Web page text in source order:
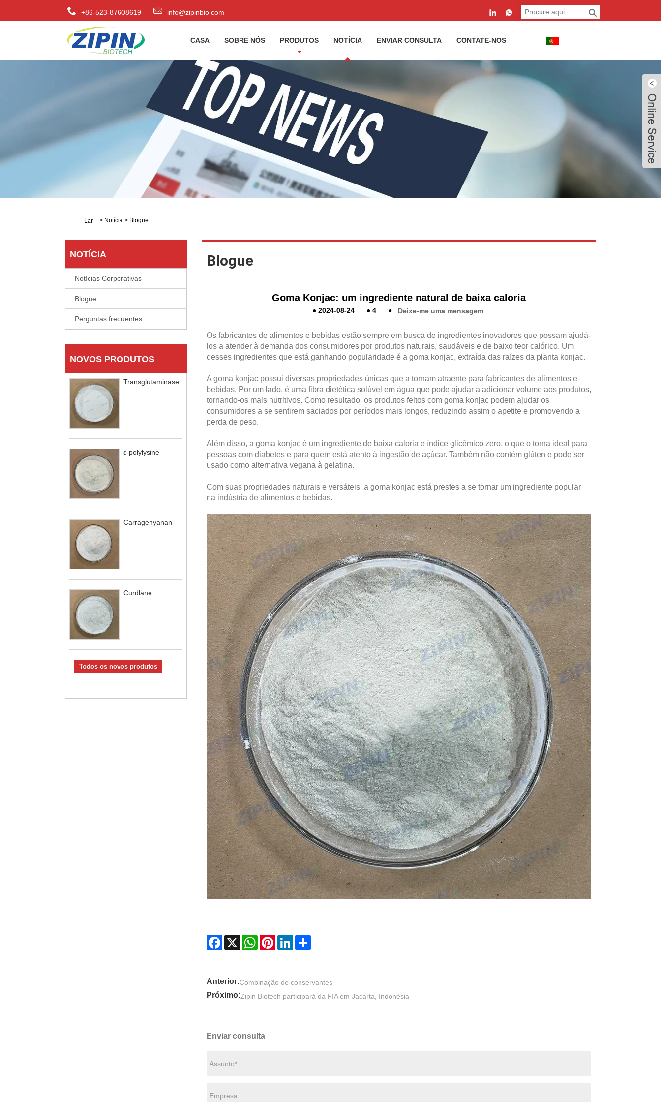
+86-523-87608619 info@zipinbio.com
CASA SOBRE NÓS PRODUTOS NOTÍCIA ENVIAR CONSULTA CONTATE-NOS
Lar > Notícia > Blogue
NOTÍCIA
Notícias Corporativas
Blogue
Perguntas frequentes
NOVOS PRODUTOS
Transglutaminase
ε-polylysine
Carragenyanan
Curdlane
Todos os novos produtos
Blogue
Goma Konjac: um ingrediente natural de baixa caloria
● 2024-08-24 ● 4 ● Deixe-me uma mensagem
Os fabricantes de alimentos e bebidas estão sempre em busca de ingredientes inovadores que possam ajudá-
los a atender à demanda dos consumidores por produtos naturais, saudáveis ​​e de baixo teor calórico. Um
desses ingredientes que está ganhando popularidade é a goma konjac, extraída das raízes da planta konjac.
A goma konjac possui diversas propriedades únicas que a tornam atraente para fabricantes de alimentos e
bebidas. Por um lado, é uma fibra dietética solúvel em água que pode ajudar a adicionar volume aos produtos,
tornando-os mais nutritivos. Como resultado, os produtos feitos com goma konjac podem ajudar os
consumidores a se sentirem saciados por períodos mais longos, reduzindo assim o apetite e promovendo a
perda de peso.
Além disso, a goma konjac é um ingrediente de baixa caloria e índice glicêmico zero, o que o torna ideal para
pessoas com diabetes e para quem está atento à ingestão de açúcar. Também não contém glúten e pode ser
usado como alternativa vegana à gelatina.
Com suas propriedades naturais e versáteis, a goma konjac está prestes a se tornar um ingrediente popular
na indústria de alimentos e bebidas.
Facebook
X WhatsAppPinterestLinkedInShare
Anterior:Combinação de conservantes
Próximo:Zipin Biotech participará da FIA em Jacarta, Indonésia
Enviar consulta